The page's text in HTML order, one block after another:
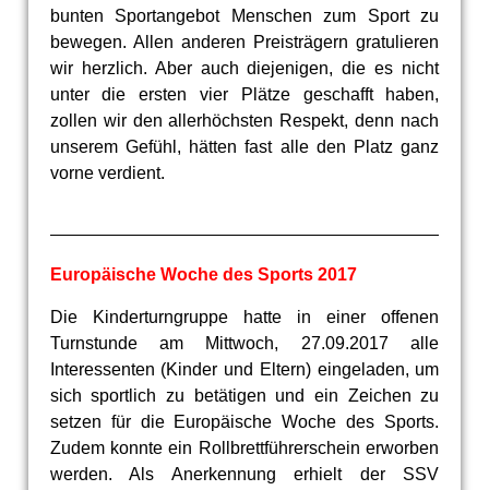
bunten Sportangebot Menschen zum Sport zu
bewegen. Allen anderen Preisträgern gratulieren
wir herzlich. Aber auch diejenigen, die es nicht
unter die ersten vier Plätze geschafft haben,
zollen wir den allerhöchsten Respekt, denn nach
unserem Gefühl, hätten fast alle den Platz ganz
vorne verdient.
Europäische Woche des Sports 2017
Die Kinderturngruppe hatte in einer offenen
Turnstunde am Mittwoch, 27.09.2017 alle
Interessenten (Kinder und Eltern) eingeladen, um
sich sportlich zu betätigen und ein Zeichen zu
setzen für die Europäische Woche des Sports.
Zudem konnte ein Rollbrettführerschein erworben
werden. Als Anerkennung erhielt der SSV